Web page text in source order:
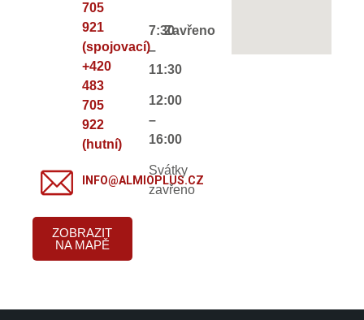
705
921
(spojovací)
+420
483
705
922
(hutní)
INFO@ALMIOPLUS.CZ
ZOBRAZIT
NA MAPĚ
7:30
–
11:30
12:00
–
16:00
Zavřeno
Svátky
zavřeno